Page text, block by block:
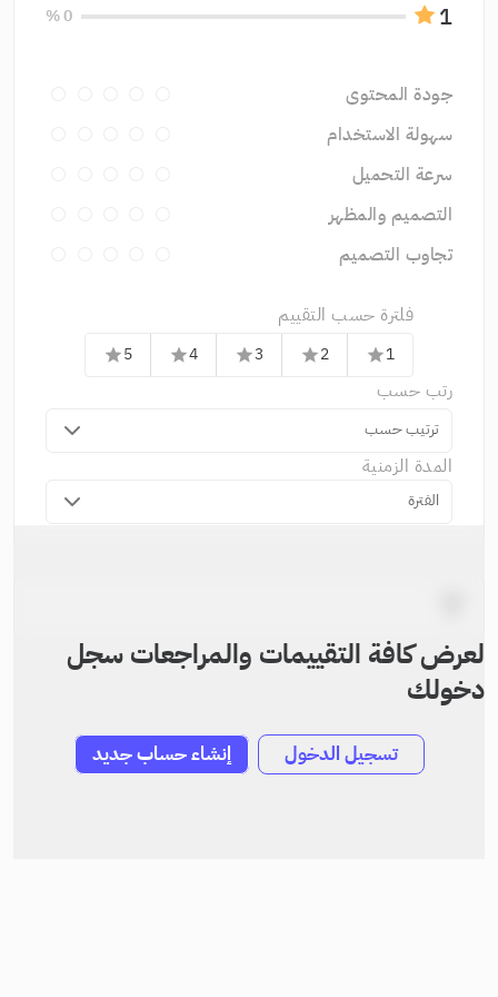
1
0 %
جودة المحتوى
سهولة الاستخدام
سرعة التحميل
التصميم والمظهر
تجاوب التصميم
فلترة حسب التقييم
1
star
2
star
3
star
4
star
5
star
رتب حسب
ترتيب حسب
المدة الزمنية
الفترة
لعرض كافة التقييمات والمراجعات سجل
دخولك
تسجيل الدخول إنشاء حساب جديد